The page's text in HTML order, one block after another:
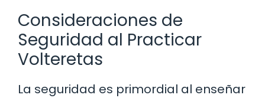
Consideraciones de
Seguridad al Practicar
Volteretas
La seguridad es primordial al enseñar